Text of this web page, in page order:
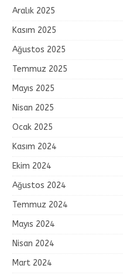
Aralık 2025
Kasım 2025
Ağustos 2025
Temmuz 2025
Mayıs 2025
Nisan 2025
Ocak 2025
Kasım 2024
Ekim 2024
Ağustos 2024
Temmuz 2024
Mayıs 2024
Nisan 2024
Mart 2024